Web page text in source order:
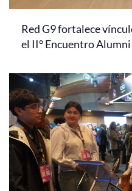
Red G9 fortalece
el II° Encuentro Alumni